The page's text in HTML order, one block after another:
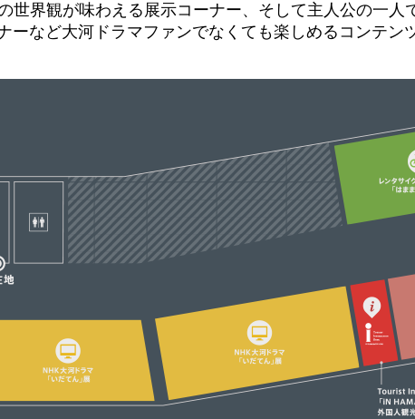
世界観が味わえる展示コーナー、そして主人公の一人
ーなど大河ドラマファンでなくても楽しめるコンテン